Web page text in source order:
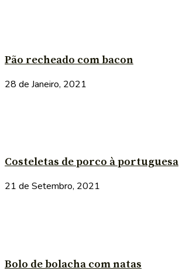
Pão recheado com bacon
28 de Janeiro, 2021
Costeletas de porco à portuguesa
21 de Setembro, 2021
Bolo de bolacha com natas